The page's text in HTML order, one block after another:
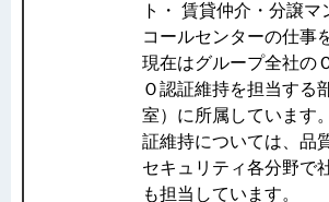
ト・ 賃貸仲介・分譲マ
コールセンターの仕事
現在はグループ全社の
Ｏ認証維持を担当する
室）に所属しています
証維持については、品
セキュリティ各分野で
も担当しています。